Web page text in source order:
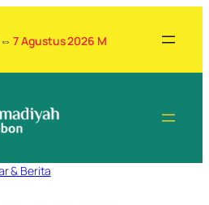
⇔7 Agustus 2026 M
& Berita